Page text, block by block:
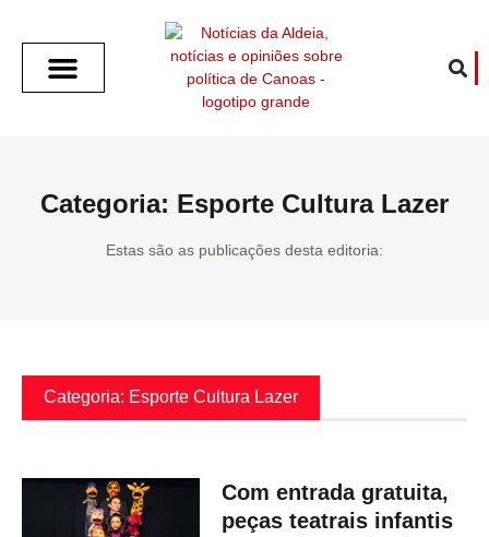
Categoria: Esporte Cultura Lazer
Estas são as publicações desta editoria:
Categoria: Esporte Cultura Lazer
Com entrada gratuita,
peças teatrais infantis